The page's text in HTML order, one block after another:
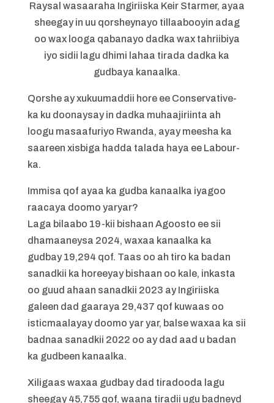
Raysal wasaaraha Ingiriiska Keir Starmer, ayaa
sheegay in uu qorsheynayo tillaabooyin adag
oo wax looga qabanayo dadka wax tahriibiya
iyo sidii lagu dhimi lahaa tirada dadka ka
gudbaya kanaalka.
Qorshe ay xukuumaddii hore ee Conservative-
ka ku doonaysay in dadka muhaajiriinta ah
loogu masaafuriyo Rwanda, ayay meesha ka
saareen xisbiga hadda talada haya ee Labour-
ka.
Immisa qof ayaa ka gudba kanaalka iyagoo
raacaya doomo yaryar?
Laga bilaabo 19-kii bishaan Agoosto ee sii
dhamaaneysa 2024, waxaa kanaalka ka
gudbay 19,294 qof. Taas oo ah tiro ka badan
sanadkii ka horeeyay bishaan oo kale, inkasta
oo guud ahaan sanadkii 2023 ay Ingiriiska
galeen dad gaaraya 29,437 qof kuwaas oo
isticmaalayay doomo yar yar, balse waxaa ka sii
badnaa sanadkii 2022 oo ay dad aad u badan
ka gudbeen kanaalka.
Xiligaas waxaa gudbay dad tiradooda lagu
sheegay 45,755 qof, waana tiradii ugu badneyd